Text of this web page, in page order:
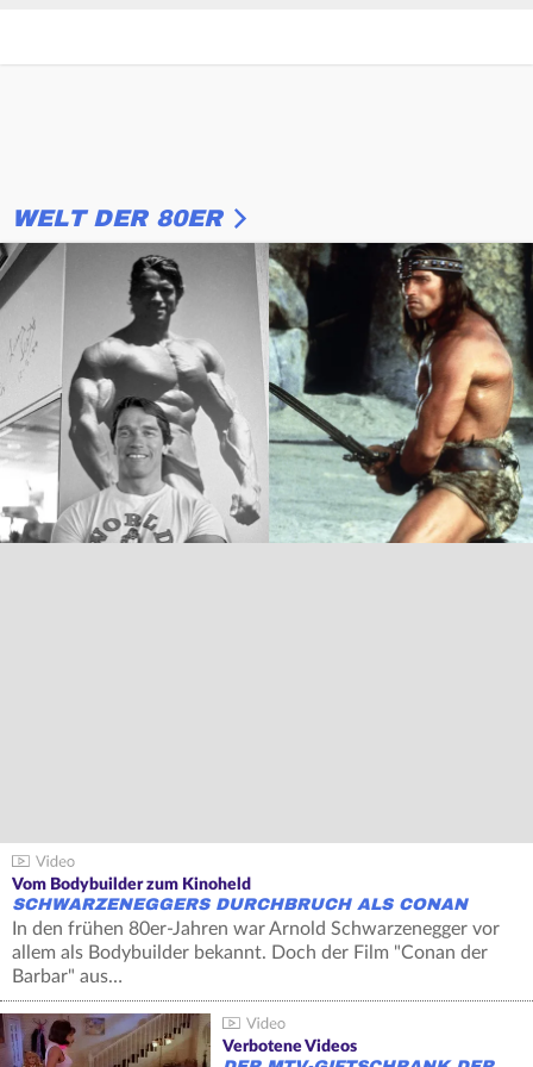
WELT DER 80ER
Vom Bodybuilder zum Kinoheld
SCHWARZENEGGERS DURCHBRUCH ALS CONAN
In den frühen 80er-Jahren war Arnold Schwarzenegger vor
allem als Bodybuilder bekannt. Doch der Film "Conan der
Barbar" aus…
Verbotene Videos